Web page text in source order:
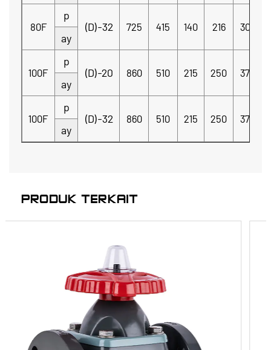
80F
p
(D)-32
725 415 140 216 300
ay
100F
p
(D)-20
860 510 215 250 370
ay
100F
p
(D)-32
860 510 215 250 370
ay
PRODUK TERKAIT